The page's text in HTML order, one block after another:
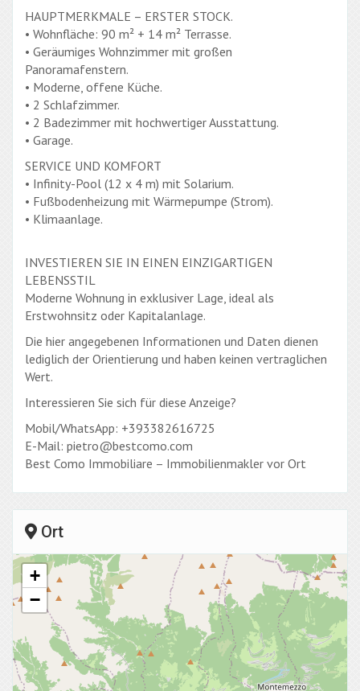
HAUPTMERKMALE – ERSTER STOCK.
• Wohnfläche: 90 m² + 14 m² Terrasse.
• Geräumiges Wohnzimmer mit großen
Panoramafenstern.
• Moderne, offene Küche.
• 2 Schlafzimmer.
• 2 Badezimmer mit hochwertiger Ausstattung.
• Garage.
SERVICE UND KOMFORT
• Infinity-Pool (12 x 4 m) mit Solarium.
• Fußbodenheizung mit Wärmepumpe (Strom).
• Klimaanlage.
INVESTIEREN SIE IN EINEN EINZIGARTIGEN
LEBENSSTIL
Moderne Wohnung in exklusiver Lage, ideal als
Erstwohnsitz oder Kapitalanlage.
Die hier angegebenen Informationen und Daten dienen
lediglich der Orientierung und haben keinen vertraglichen
Wert.
Interessieren Sie sich für diese Anzeige?
Mobil/WhatsApp: +393382616725
E-Mail: pietro@bestcomo.com
Best Como Immobiliare – Immobilienmakler vor Ort
Ort
+
−